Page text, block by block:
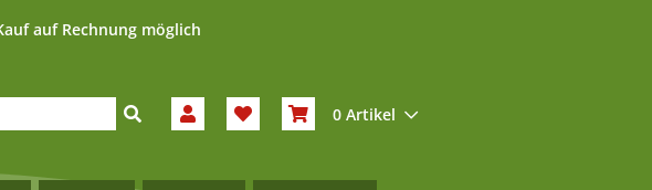
auf Rechnung möglich
0 Artikel